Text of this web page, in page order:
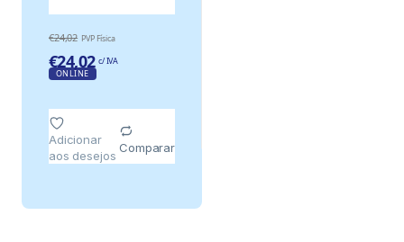
€24,02 PVP Física
€24,02 c/ IVA
ONLINE
Adicionar
aos desejos
Comparar